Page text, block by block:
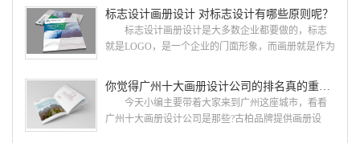
就给大家说说广州画册设计找哪家公司。 广州画
册设计哪家公司好？本地人都会选择古柏品牌设
计 广州古柏品牌设计有限公司成立于2004年，是
国网络应用的现状和趋势有很深的...
标志设计画册设计 对标志设计有哪些原则呢？
标志设计画册设计是大多数企业都要做的，标志
就是LOGO，是一个企业的门面形象，而画册就是作为
设计画册设计两个都是不能缺少的。标志设计画册设
计 简练、概括、完美!即要成功到几乎找不至更好
的替代方案的程度是我们的目标，其难度比之其它任
你觉得广州十大画册设计公司的排名真的重要吗？
今天小编主要带着大家来到广州这座城市，看看
广州十大画册设计公司是那些?古柏品牌提供画册设